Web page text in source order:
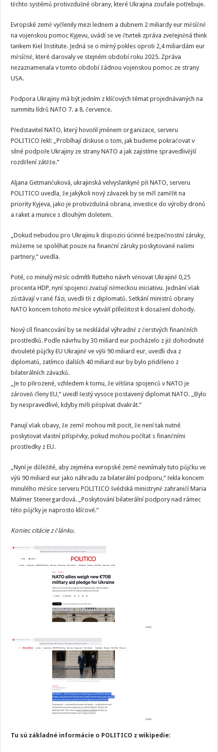
těchto systémů protivzdušné obrany, které Ukrajina zoufale potřebuje.
Evropské země vyčlenily mezi lednem a dubnem 2 miliardy eur měsíčně
na vojenskou pomoc Kyjevu, uvádí se ve čtvrtek zpráva zveřejněná think
tankem Kiel Institute. Jedná se o mírný pokles oproti 2,4 miliardám eur
měsíčně, které darovaly ve stejném období roku 2025. Zpráva
nezaznamenala v tomto období žádnou vojenskou pomoc ze strany
USA.
Podpora Ukrajiny má být jedním z klíčových témat projednávaných na
summitu lídrů NATO 7. a 8. července.
Představitel NATO, který hovořil jménem organizace, serveru
POLITICO řekl: „Probíhají diskuse o tom, jak budeme pokračovat v
silné podpoře Ukrajiny ze strany NATO a jak zajistíme spravedlivější
rozdělení zátěže.“
Aljana Getmančuková, ukrajinská velvyslankyně při NATO, serveru
POLITICO uvedla, že jakýkoli nový závazek by se měl zaměřit na
priority Kyjeva, jako je protivzdušná obrana, investice do výroby dronů
a raket a munice s dlouhým doletem.
„Dokud nebudou pro Ukrajinu k dispozici účinné bezpečnostní záruky,
můžeme se spoléhat pouze na finanční záruky poskytované našimi
partnery,“ uvedla.
Poté, co minulý měsíc odmítli Rutteho návrh věnovat Ukrajině 0,25
procenta HDP, nyní spojenci zvažují německou iniciativu. Jednání však
zůstávají v rané fázi, uvedli tři z diplomatů. Setkání ministrů obrany
NATO koncem tohoto měsíce vytváří příležitost k dosažení dohody.
Nový cíl financování by se neskládal výhradně z čerstvých finančních
prostředků. Podle návrhu by 30 miliard eur pocházelo z již dohodnuté
dvouleté půjčky EU Ukrajině ve výši 90 miliard eur, uvedli dva z
diplomatů, zatímco dalších 40 miliard eur by bylo přiděleno z
bilaterálních závazků.
„Je to přirozené, vzhledem k tomu, že většina spojenců v NATO je
zároveň členy EU,“ uvedl šestý vysoce postavený diplomat NATO. „Bylo
by nespravedlivé, kdyby měli přispívat dvakrát.“
Panují však obavy, že země mohou mít pocit, že není tak nutné
poskytovat vlastní příspěvky, pokud mohou počítat s finančními
prostředky z EU.
„Nyní je důležité, aby zejména evropské země nevnímaly tuto půjčku ve
výši 90 miliard eur jako náhradu za bilaterální podporu,“ řekla koncem
minulého měsíce serveru POLITICO švédská ministryně zahraničí Maria
Malmer Stenergardová. „Poskytování bilaterální podpory nad rámec
této půjčky je naprosto klíčové.“
Koniec citácie z článku.
Tu sú základné informácie o POLITICO z wikipedie: